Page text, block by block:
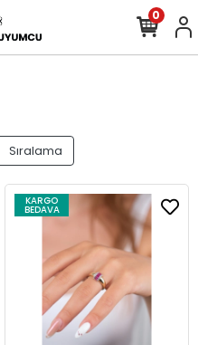
0
Sıralama
KARGO
BEDAVA